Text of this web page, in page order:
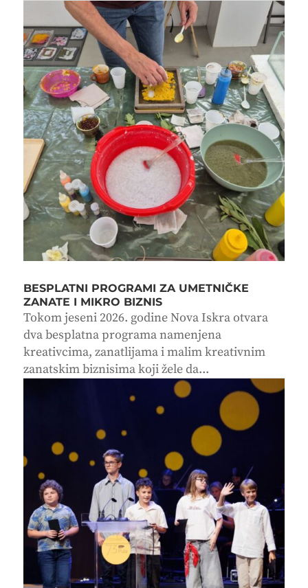
BESPLATNI PROGRAMI ZA UMETNIČKE
ZANATE I MIKRO BIZNIS
Tokom jeseni 2026. godine Nova Iskra otvara
dva besplatna programa namenjena
kreativcima, zanatlijama i malim kreativnim
zanatskim biznisima koji žele da...